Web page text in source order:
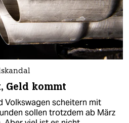
Geld kommt
Volkswagen scheitern mit
sollen trotzdem ab März